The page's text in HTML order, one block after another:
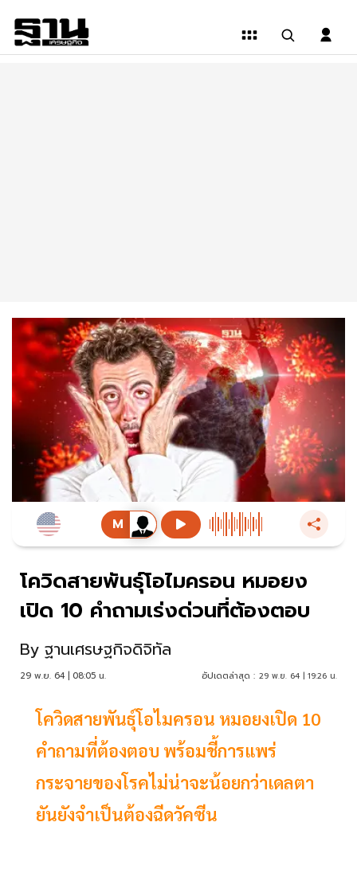
โควิดสายพันธุ์โอไมครอน หมอยง
เปิด 10 คำถามเร่งด่วนที่ต้องตอบ
By ฐานเศรษฐกิจดิจิทัล
29 พ.ย. 64 | 08:05 น. อัปเดตล่าสุด : 29 พ.ย. 64 | 19:26 น.
โควิดสายพันธุ์โอไมครอน หมอยงเปิด 10
คำถามที่ต้องตอบ พร้อมชี้การแพร่
กระจายของโรคไม่น่าจะน้อยกว่าเดลตา
ยันยังจำเป็นต้องฉีดวัคซีน